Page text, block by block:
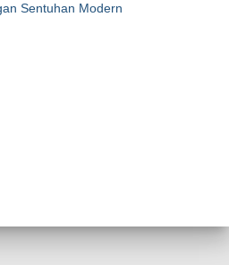
Sentuhan Modern